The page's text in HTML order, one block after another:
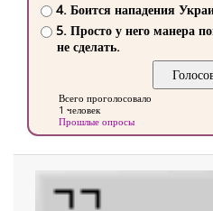
4. Боится нападения
5. Просто у него манера
не сделать.
Всего проголосовало
1 человек
Прошлые опросы